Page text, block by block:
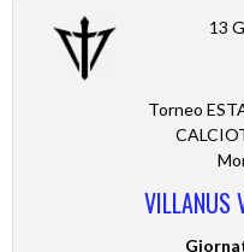
13
Torneo
VILLANUS